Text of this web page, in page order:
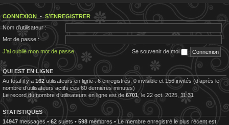
CONNEXION •S’ENREGISTRER
Nom d’utilisateur :
Mot de passe :
J’ai oublié mon mot de passe
Se souvenir de moi
QUI EST EN LIGNE
Au total il y a 162utilisateurs en ligne : 6 enregistrés, 0 invisible et 156 invités (d’après le
nombre d’utilisateurs actifs ces 60 dernières minutes)
Le record du nombre d’utilisateurs en ligne est de6701, le 22 oct. 2025, 11:31
STATISTIQUES
14947 messages •62 sujets • 598 membres • Le membre enregistré le plus récent est